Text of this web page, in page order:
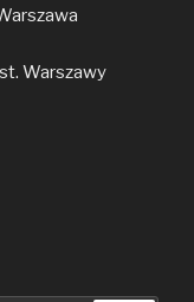
Warszawy